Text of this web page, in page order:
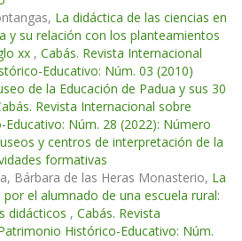
La didáctica de las ciencias en
y su relación con los planteamientos
xx , Cabás. Revista Internacional
Educativo: Núm. 03 (2010)
de la Educación de Padua y sus 30
Revista Internacional sobre
Núm. 28 (2022): Número
y centros de interpretación de la
formativas
Bárbara de las Heras Monasterio, La
por el alumnado de una escuela rural:
didácticos , Cabás. Revista
Histórico-Educativo: Núm.